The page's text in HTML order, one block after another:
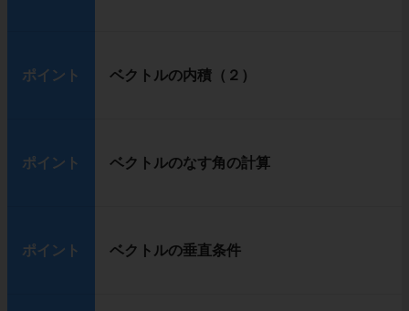
ポイント ベクトルの内積（２）
ポイント ベクトルのなす角の計算
ポイント ベクトルの垂直条件